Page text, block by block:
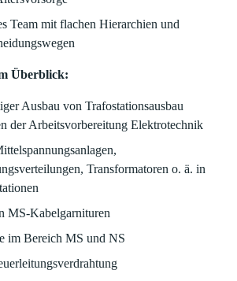
Team mit flachen Hierarchien und
Überblick:
Ausbau von Trafostationsausbau
der Arbeitsvorbereitung Elektrotechnik
Transformatoren o. ä. in
MS-Kabelgarnituren
im Bereich MS und NS